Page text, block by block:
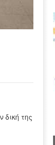
δική της